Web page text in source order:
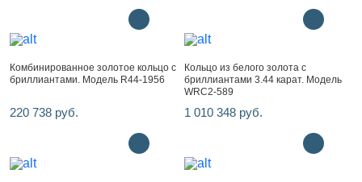
Комбинированное золотое кольцо с
бриллиантами. Модель R44-1956
220 738 руб.
Кольцо из белого золота с
бриллиантами 3.44 карат. Модель
WRC2-589
1 010 348 руб.